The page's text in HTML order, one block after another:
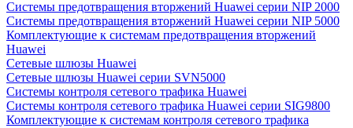
Системы предотвращения вторжений Huawei серии NIP 2000
Системы предотвращения вторжений Huawei серии NIP 5000
Комплектующие к системам предотвращения вторжений
Huawei
Сетевые шлюзы Huawei
Сетевые шлюзы Huawei серии SVN5000
Системы контроля сетевого трафика Huawei
Системы контроля сетевого трафика Huawei серии SIG9800
Комплектующие к системам контроля сетевого трафика